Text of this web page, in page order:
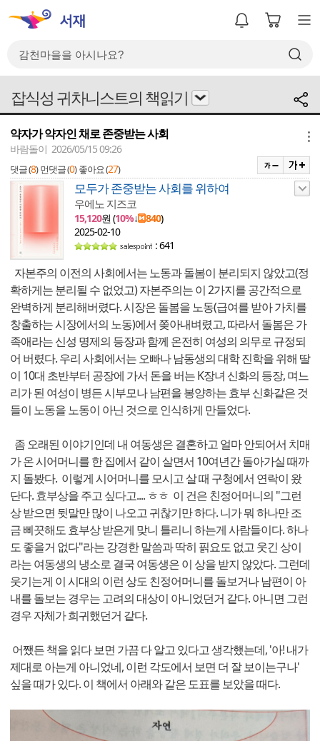
잡식성 귀차니스트의 책읽기
약자가 약자인 채로 존중받는 사회
바람돌이 2026/05/15 09:26
댓글 (8) 먼댓글 (0) 좋아요 (27)
모두가 존중받는 사회를 위하여
우에노 지즈코
15,120원 (10%↓ 840)
2025-02-10
: 641
자본주의 이전의 사회에서는 노동과 돌봄이 분리되지 않았고(정
확하게는 분리될 수 없었고) 자본주의는 이 2가지를 공간적으로
완벽하게 분리해버렸다. 시장은 돌봄을 노동(급여를 받아 가치를
창출하는 시장에서의 노동)에서 쫒아내벼렸고, 따라서 돌봄은 가
족애라는 신성 명제의 등장과 함께 온전히 여성의 의무로 규정되
어 버렸다. 우리 사회에서는 오빠나 남동생의 대학 진학을 위해 딸
이 10대 초반부터 공장에 가서 돈을 버는 K장녀 신화의 등장, 며느
리가 된 여성이 병든 시부모나 남편을 봉양하는 효부 신화같은 것
들이 노동을 노동이 아닌 것으로 인식하게 만들었다.
좀 오래된 이야기인데 내 여동생은 결혼하고 얼마 안되어서 치매
가 온 시어머니를 한 집에서 같이 살면서 10여년간 돌아가실 때까
지 돌봤다. 이렇게 시어머니를 모시고 살 때 구청에서 연락이 왔
단다. 효부상을 주고 싶다고.... ㅎㅎ 이 건은 친정어머니의 "그런
상 받으면 뒷말만 많이 나오고 귀찮기만 하다. 니가 뭐 하나만 조
금 삐끗해도 효부상 받은게 맞니 틀리니 하는게 사람들이다. 하나
도 좋을거 없다"라는 강경한 말씀과 딱히 핅요도 없고 웃긴 상이
라는 여동생의 냉소로 결국 여동생은 이 상을 받지 않았다. 그런데
웃기는게 이 시대의 이런 상도 친정어머니를 돌보거나 남편이 아
내를 돌보는 경우는 고려의 대상이 아니었던거 같다. 아니면 그런
경우 자체가 희귀했던거 같다.
어쨌든 책을 읽다 보면 가끔 다 알고 있다고 생각했는데, '아! 내가
제대로 아는게 아니었네, 이런 각도에서 보면 더 잘 보이는구나'
싶을 때가 있다. 이 책에서 아래와 같은 도표를 보았을 때다.